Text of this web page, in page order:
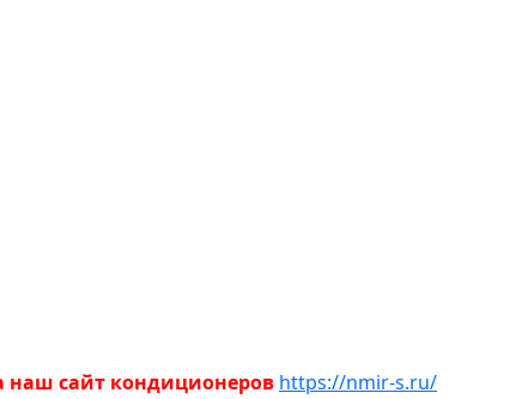
наш сайт кондиционеров https://nmir-s.ru/